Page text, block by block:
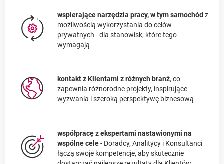
wspierające narzędzia pracy, w tym samochód z
możliwością wykorzystania do celów
prywatnych - dla stanowisk, które tego
wymagają
kontakt z Klientami z różnych branż, co
zapewnia różnorodne projekty, inspirujące
wyzwania i szeroką perspektywę biznesową
współpracę z ekspertami nastawionymi na
wspólne cele- Doradcy, Analitycy i Konsultanci
łączą swoje kompetencje, aby skutecznie